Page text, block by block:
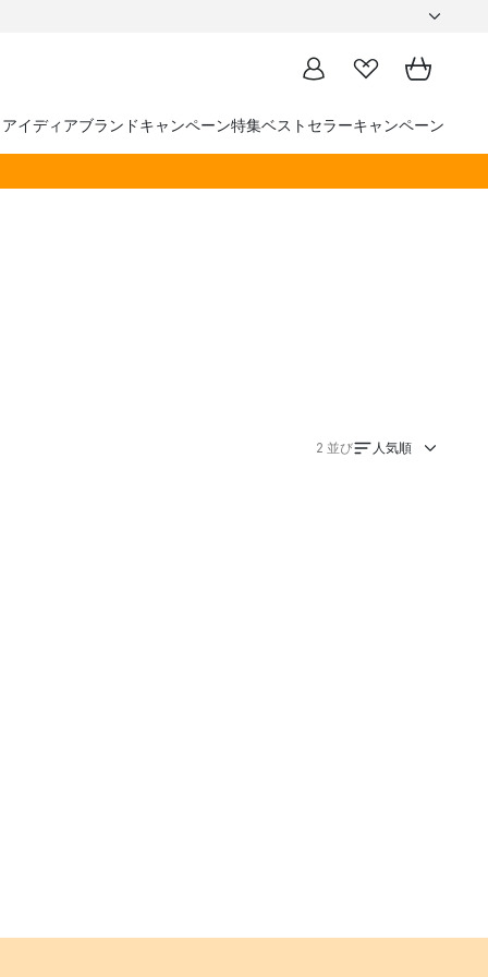
イディアブランドキャンペーン特集ベストセラーキャンペーン
2 並び 人気順